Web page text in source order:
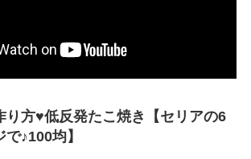
り方♥低反発たこ焼き【セリアの6
♪100均】